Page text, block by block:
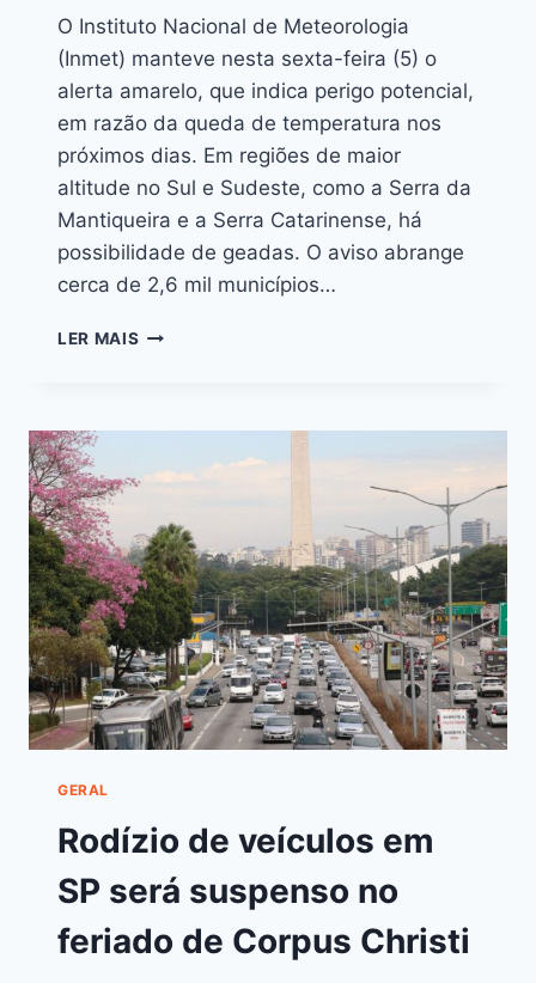
O Instituto Nacional de Meteorologia
(Inmet) manteve nesta sexta-feira (5) o
alerta amarelo, que indica perigo potencial,
em razão da queda de temperatura nos
próximos dias. Em regiões de maior
altitude no Sul e Sudeste, como a Serra da
Mantiqueira e a Serra Catarinense, há
possibilidade de geadas. O aviso abrange
cerca de 2,6 mil municípios…
LER MAIS
GERAL
Rodízio de veículos em
SP será suspenso no
feriado de Corpus Christi